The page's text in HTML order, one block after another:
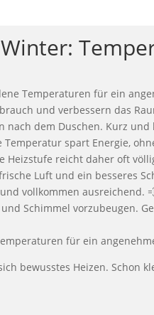
für ein
bewusstes Heizen. Schon